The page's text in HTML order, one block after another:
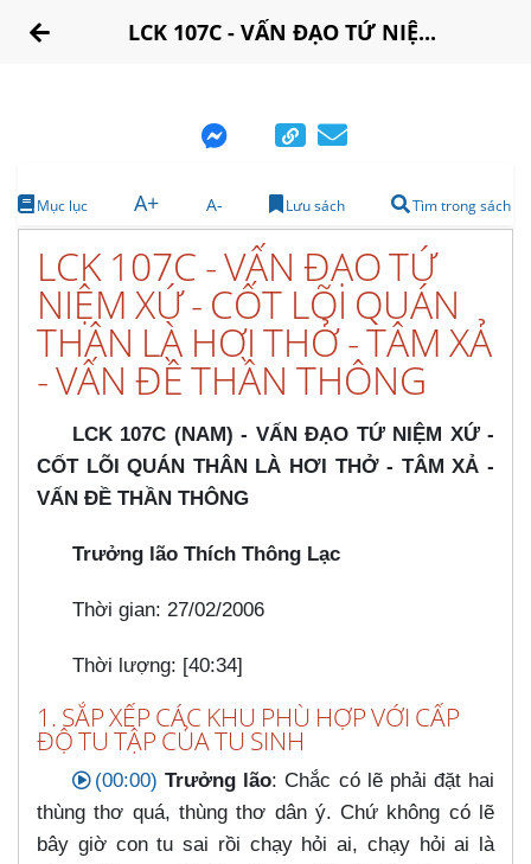
LCK 107C - VẤN ĐẠO TỨ NIỆ...
Mục lục A+ A- Lưu sách Tìm trong sách
LCK 107C - VẤN ĐẠO TỨ
NIỆM XỨ - CỐT LÕI QUÁN
THÂN LÀ HƠI THỞ - TÂM XẢ
- VẤN ĐỀ THẦN THÔNG
LCK 107C (NAM) - VẤN ĐẠO TỨ NIỆM XỨ -
CỐT LÕI QUÁN THÂN LÀ HƠI THỞ - TÂM XẢ -
VẤN ĐỀ THẦN THÔNG
Trưởng lão Thích Thông Lạc
Thời gian: 27/02/2006
Thời lượng: [40:34]
1. SẮP XẾP CÁC KHU PHÙ HỢP VỚI CẤP
ĐỘ TU TẬP CỦA TU SINH
(00:00) Trưởng lão: Chắc có lẽ phải đặt hai
thùng thơ quá, thùng thơ dân ý. Chứ không có lẽ
bây giờ con tu sai rồi chạy hỏi ai, chạy hỏi ai là